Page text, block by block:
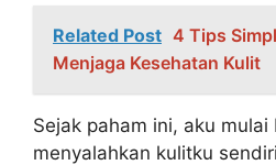
Related Post 4 Tips
Menjaga Kesehatan Kulit
Sejak paham ini, aku mulai
menyalahkan kulitku